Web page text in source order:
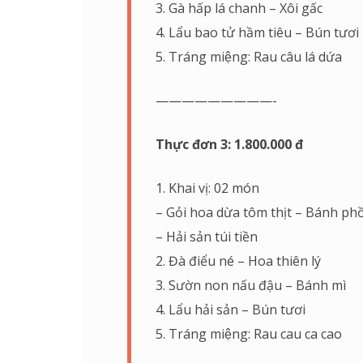
3. Gà hấp lá chanh – Xôi gấc
4. Lẩu bao tử hầm tiêu – Bún tươi
5. Tráng miệng: Rau câu lá dứa
—————————-
Thực đơn 3: 1.800.000 đ
1. Khai vị: 02 món
– Gỏi hoa dừa tôm thịt – Bánh
– Hải sản túi tiền
2. Đà điểu né – Hoa thiên lý
3. Sườn non nấu đậu – Bánh mì
4. Lẩu hải sản – Bún tươi
5. Tráng miệng: Rau cau ca cao